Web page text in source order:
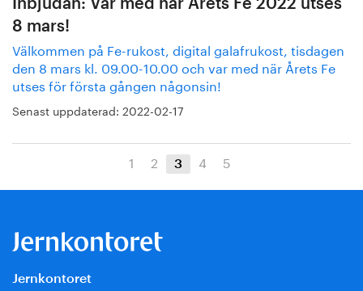
Inbjudan: Var med när Årets Fe 2022 utses
8 mars!
Välkommen på Fe-rukost, digital galafrukost, tisdagen
den 8 mars kl. 09.00-10.00 och var med när Årets Fe
utses för första gången någonsin!
Senast uppdaterad: 2022-02-17
1 2 3 4 5
Jernkontoret